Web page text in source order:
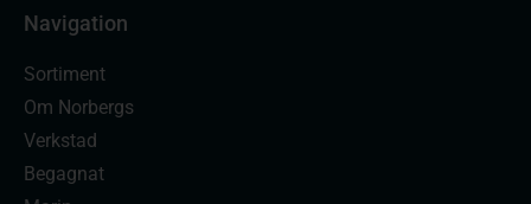
Navigation
Sortiment
Om Norbergs
Verkstad
Begagnat